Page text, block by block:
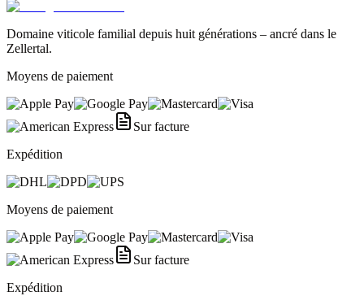
Domaine viticole familial depuis huit générations – ancré dans le
Zellertal.
Moyens de paiement
Sur facture
Expédition
Moyens de paiement
Sur facture
Expédition